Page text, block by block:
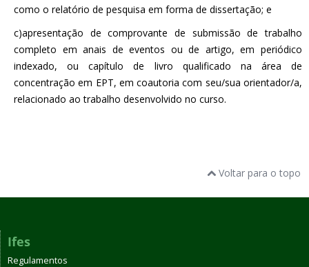
como o relatório de pesquisa em forma de dissertação; e
c)apresentação de comprovante de submissão de trabalho
completo em anais de eventos ou de artigo, em periódico
indexado, ou capítulo de livro qualificado na área de
concentração em EPT, em coautoria com seu/sua orientador/a,
relacionado ao trabalho desenvolvido no curso.
Voltar para o topo
Ifes
Regulamentos